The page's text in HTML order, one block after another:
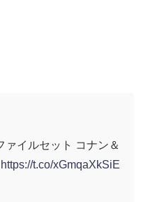
イルセット コナン＆
https://t.co/xGmqaXkSiE